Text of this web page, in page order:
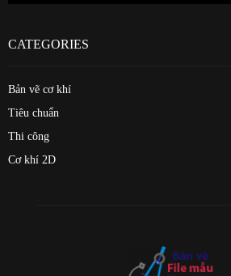
CATEGORIES
Bản vẽ cơ khí
Tiêu chuẩn
Thi công
Cơ khí 2D